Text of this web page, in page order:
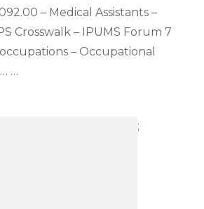
– Medical Assistants –
Crosswalk – IPUMS Forum 7
– Occupational
…
;